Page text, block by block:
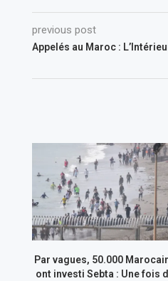
previous post
Appelés au Maroc :
Par vagues, 50.000
ont investi Sebta : Une fois